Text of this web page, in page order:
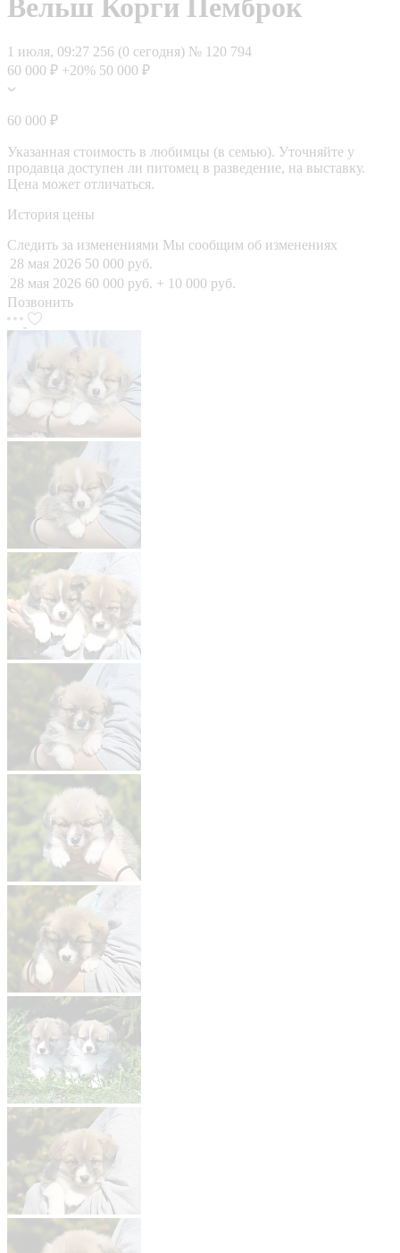
Вельш Корги Пемброк
1 июля, 09:27 256 (0 сегодня) № 120 794
60 000 ₽ +20% 50 000 ₽
60 000 ₽
Указанная стоимость в любимцы (в семью). Уточняйте у
продавца доступен ли питомец в разведение, на выставку.
Цена может отличаться.
История цены
Следить за изменениями Мы сообщим об изменениях
28 мая 2026 50 000 руб.
28 мая 2026 60 000 руб. + 10 000 руб.
Позвонить